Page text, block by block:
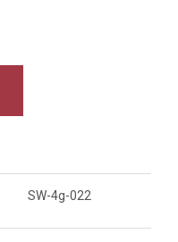
SW-4g-022